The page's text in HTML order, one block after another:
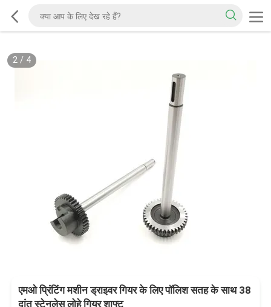
2/ 4
एमओ प्रिंटिंग मशीन ड्राइवर गियर के लिए पॉलिश सतह के साथ 38
दांत स्टेनलेस लोहे गियर शाफ्ट